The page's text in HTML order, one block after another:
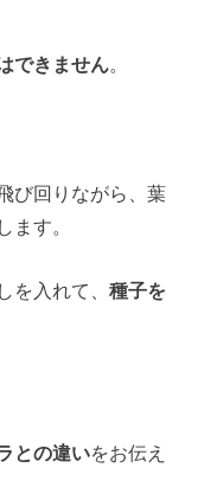
できません。
び回りながら、葉
ます。
を入れて、種子を
との違いをお伝え